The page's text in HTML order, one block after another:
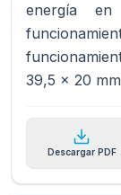
energía en
39,5 x 20
Descargar PDF